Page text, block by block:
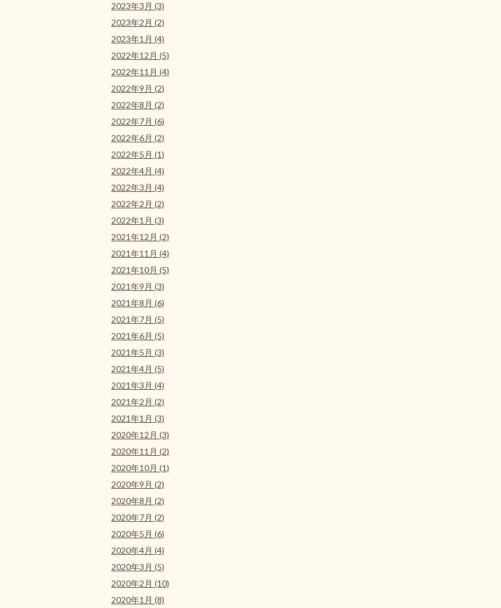
2023年3月 (3)
2023年2月 (2)
2023年1月 (4)
2022年12月 (5)
2022年11月 (4)
2022年9月 (2)
2022年8月 (2)
2022年7月 (6)
2022年6月 (2)
2022年5月 (1)
2022年4月 (4)
2022年3月 (4)
2022年2月 (2)
2022年1月 (3)
2021年12月 (2)
2021年11月 (4)
2021年10月 (5)
2021年9月 (3)
2021年8月 (6)
2021年7月 (5)
2021年6月 (5)
2021年5月 (3)
2021年4月 (5)
2021年3月 (4)
2021年2月 (2)
2021年1月 (3)
2020年12月 (3)
2020年11月 (2)
2020年10月 (1)
2020年9月 (2)
2020年8月 (2)
2020年7月 (2)
2020年5月 (6)
2020年4月 (4)
2020年3月 (5)
2020年2月 (10)
2020年1月 (8)